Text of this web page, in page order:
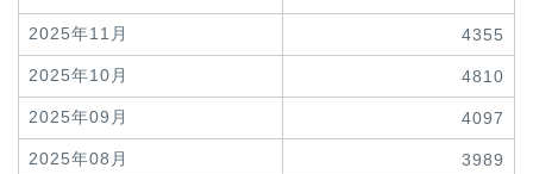
2025年11月 4355
2025年10月 4810
2025年09月 4097
2025年08月 3989